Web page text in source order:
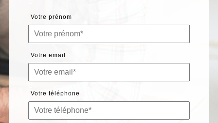
Votre prénom
Votre email
Votre téléphone